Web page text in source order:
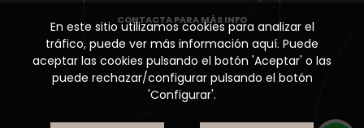
CONTACTA PARA MÁS INFO
En este sitio utilizamos cookies para analizar el
tráfico, puede ver más información aquí. Puede
aceptar las cookies pulsando el botón 'Aceptar' o las
puede rechazar/configurar pulsando el botón
'Configurar'.